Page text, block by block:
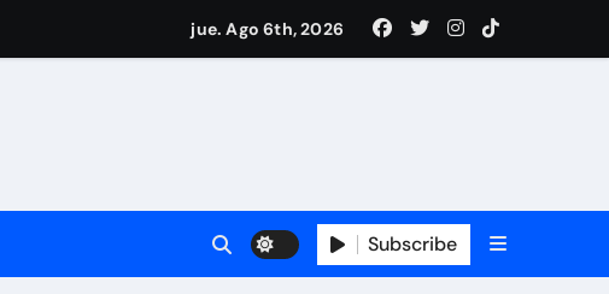
saldrá del hospital
Medina y revela lo que muchos querían saber
reacciona a la noticia
jue. Ago 6th, 2026
Subscribe